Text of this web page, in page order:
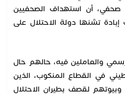
صحفي، أن استهداف الصحفيين
تشنها دولة الاحتلال على
والعاملين فيه، حالهم حال
في القطاع المنكوب، الذين
لقصف بطيران الاحتلال